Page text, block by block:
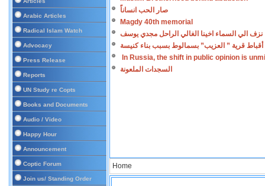
Arabic Articles
Radical Islam Watch
Advocacy
Press Release
Reports
UN Study re Copts
Books and Documents
Audio / Video
Happy Hour
Announcement
Coptic Forum
Join us/ Standing Order
صار الحب انساناً
Magdy 40th memorial
نزف الي السماء اخينا الغالي الراحل مجدي يوسف
أقباط قرية ” العزيب” بسمالوط بسبب بناء كنيسة
In Russia, the shift in public opinion is
السجدات الملعونة
Home